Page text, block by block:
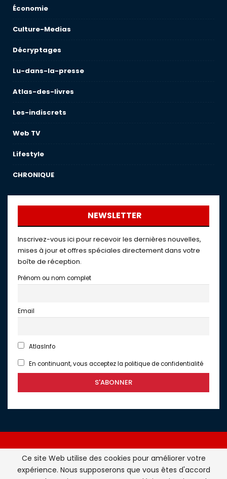
Économie
Culture-Medias
Décryptages
Lu-dans-la-presse
Atlas-des-livres
Les-indiscrets
Web TV
Lifestyle
CHRONIQUE
NEWSLETTER
Inscrivez-vous ici pour recevoir les dernières nouvelles,
mises à jour et offres spéciales directement dans votre
boîte de réception.
Prénom ou nom complet
Email
AtlasInfo
En continuant, vous acceptez la politique de confidentialité
Atlasinfo.fr : l'essentiel de l'actualité de la France et du
Ce site Web utilise des cookies pour améliorer votre
expérience. Nous supposerons que vous êtes d'accord